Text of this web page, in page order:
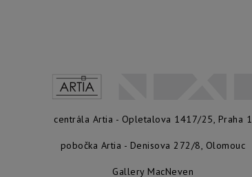
centrála Artia - Opletalova 1417/25, Praha 1
pobočka Artia - Denisova 272/8, Olomouc
Gallery MacNeven